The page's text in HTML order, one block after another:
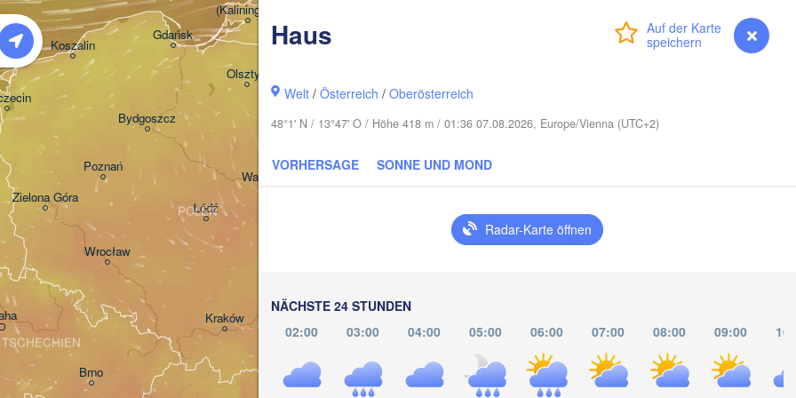
myVentusky Vorhersage
Haus
Welt /Österreich /Oberösterreich
48°1' N / 13°47' O / Höhe 418 m / 01:36 07.08.2026, Europe/Vienna (UTC+2)
VORHERSAGE SONNE UND MOND
Radar-Karte öffnen
NÄCHSTE 24 STUNDEN
02:00
03:00 04:00 05:00 06:00 07:00 08:00 09:00
Warszawa
Kraków
Łódź
Wrocław
Poznań
Olsztyn
Koszalin
Zielona Góra
Gdańsk
Brno
(Kaliningrad)
Bydgoszcz
POLEN
TSCHECHIEN
Львів
(Lviv)
(Babrujsk)
Баранавічы
(Baranavičy)
Черкаси
(Cherkasy)
(Khmelnytskyi)
Пінск
Салігорск
Магілёў
Вінниця
(Vinnytsia)
Брэст
Івано-Франківськ
(Ivano-Frankivsk)